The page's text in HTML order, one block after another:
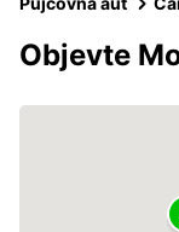
Objevte